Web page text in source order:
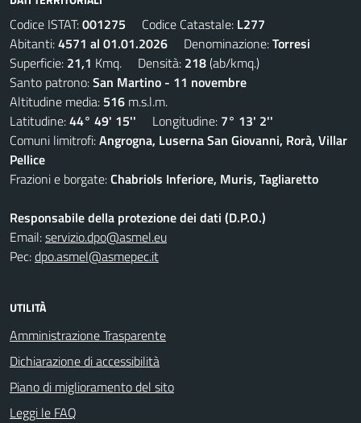
Codice ISTAT:001275 Codice Catastale: L277
Abitanti:4571 al 01.01.2026 Denominazione:Torresi
Superficie: 21,1 Kmq. Densità: 218(ab/kmq.)
Santo patrono:San Martino - 11 novembre
Altitudine media: 516 m.s.l.m.
Latitudine:44° 49' 15'' Longitudine: 7° 13' 2''
Comuni limitrofi:Angrogna, Luserna San Giovanni, Rorà, Villar
Pellice
Frazioni e borgate:Chabriols Inferiore, Muris, Tagliaretto
Responsabile della protezione dei dati (D.P.O.)
Email:servizio.dpo@asmel.eu
Pec:dpo.asmel@asmepec.it
UTILITÀ
Amministrazione Trasparente
Dichiarazione di accessibilità
Piano di miglioramento del sito
Leggi le FAQ